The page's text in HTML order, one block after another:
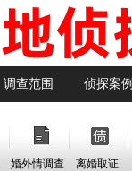
调查范围 侦探案例
婚外情调查 离婚取证